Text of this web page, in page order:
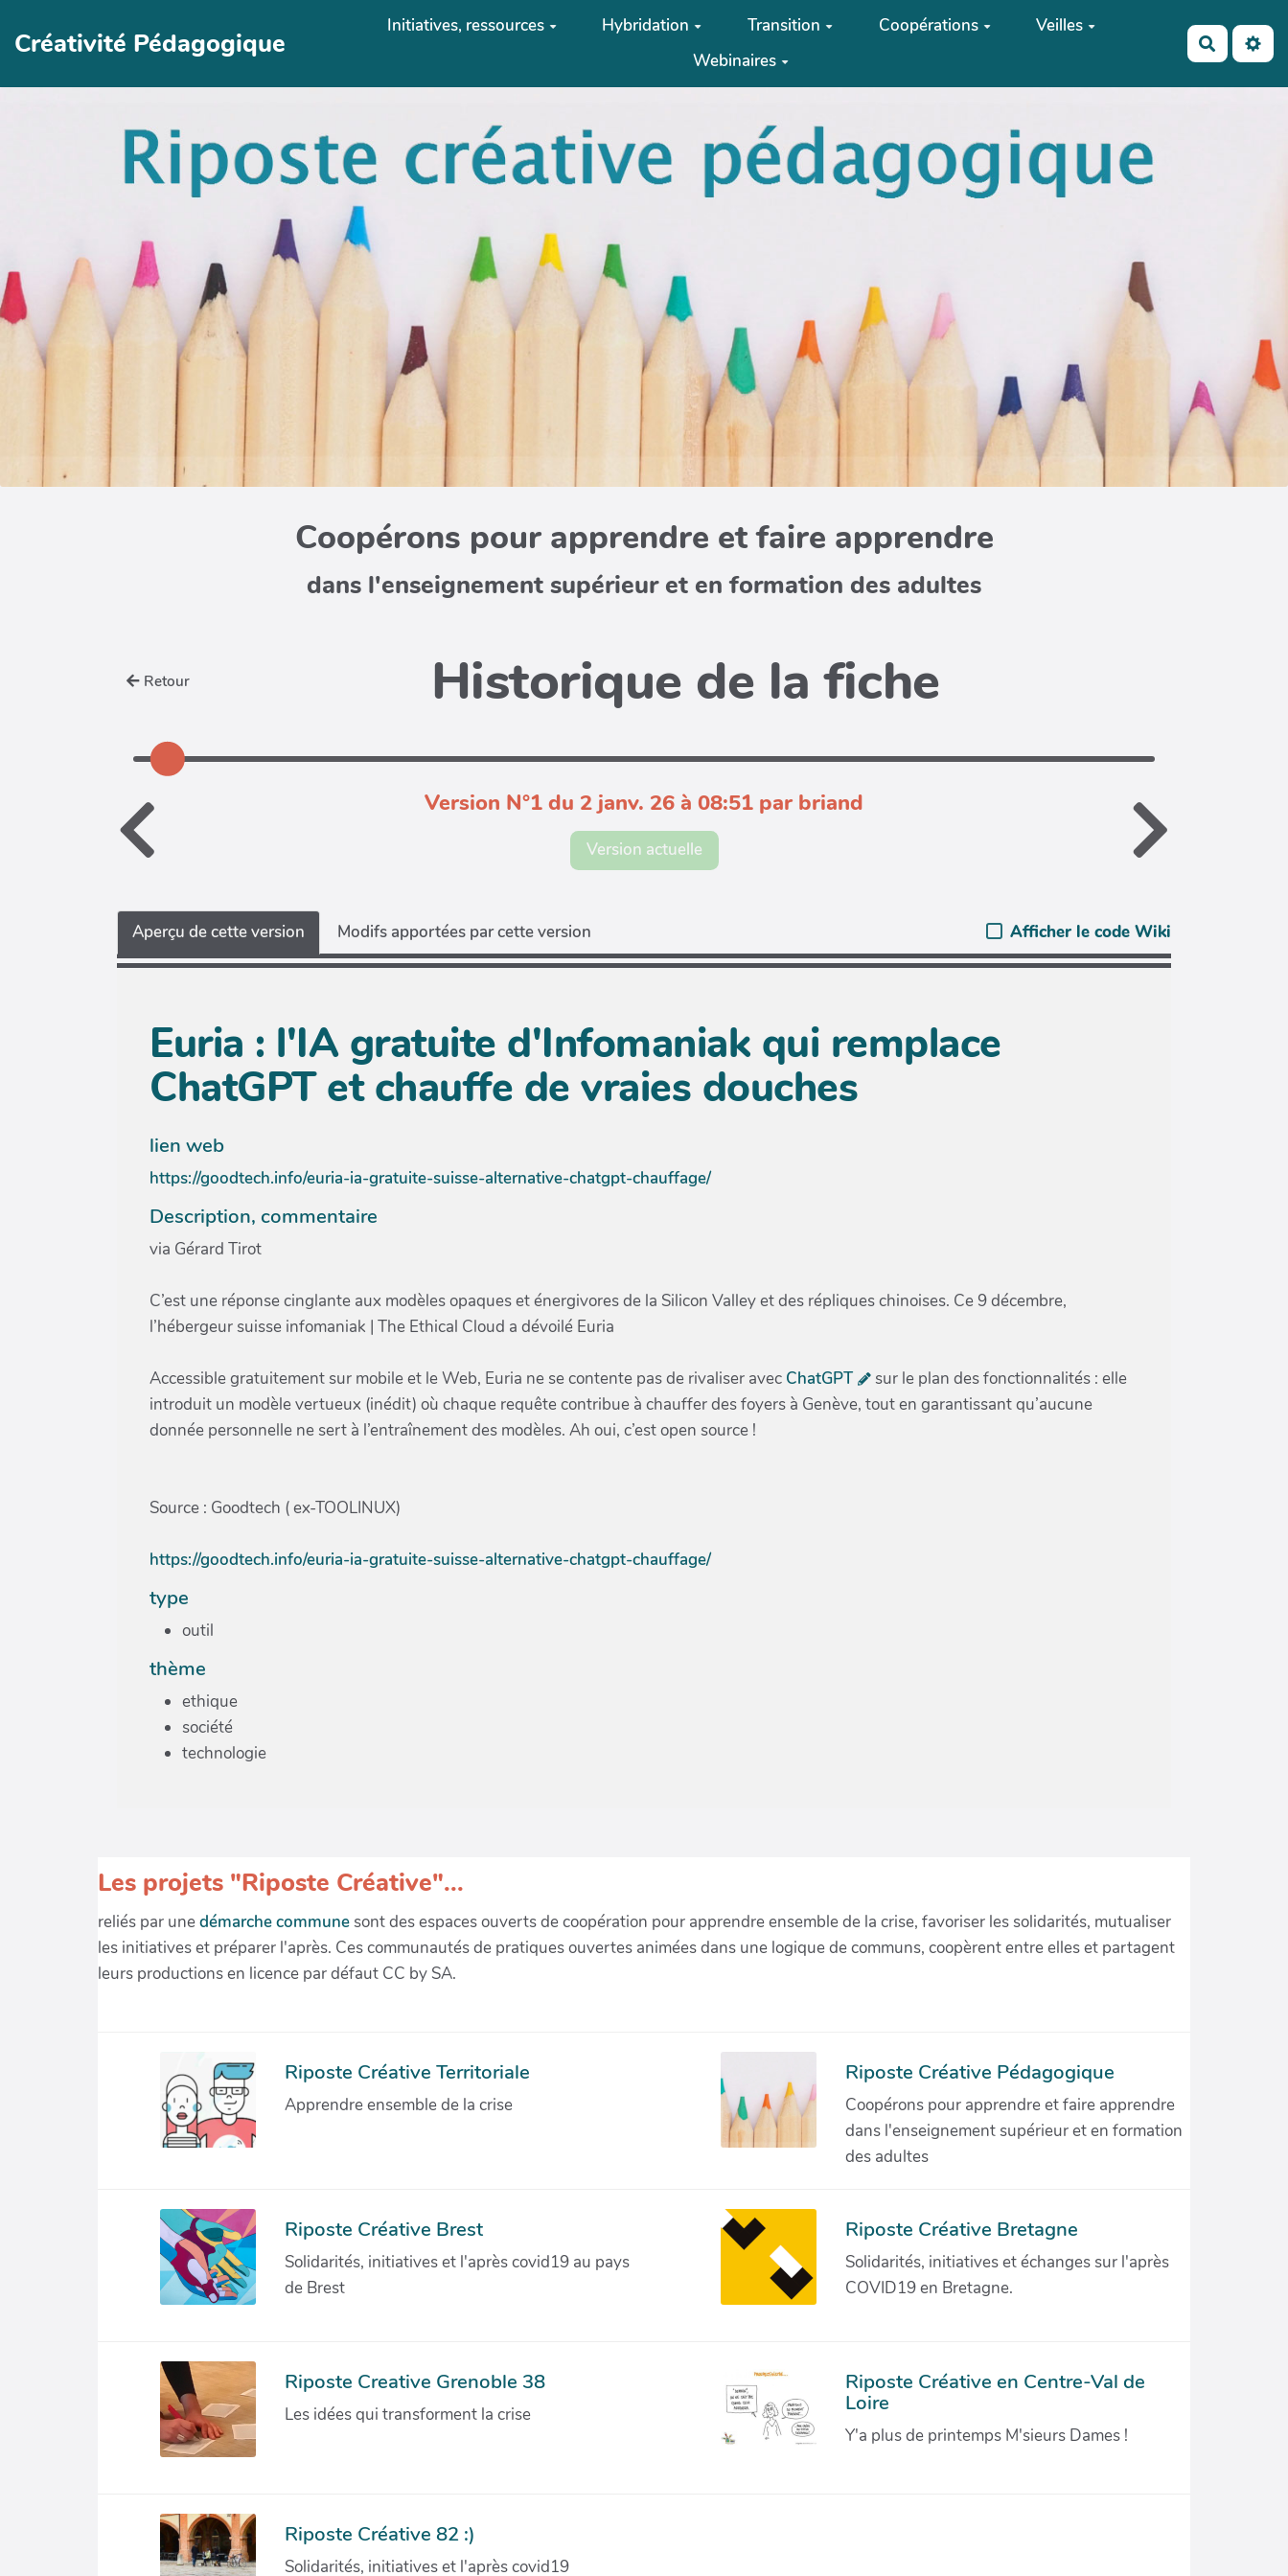
Créativité Pédagogique
Initiatives, ressources Hybridation Transition Coopérations
Veilles
Webinaires
Coopérons pour apprendre et faire apprendre
dans l'enseignement supérieur et en formation des adultes
Retour Historique de la fiche
Version N°1 du 2 janv. 26 à 08:51 par briand
Version actuelle
Aperçu de cette version Modifs apportées par cette version Afficher le code Wiki
Euria : l'IA gratuite d'Infomaniak qui remplace
ChatGPT et chauffe de vraies douches
lien web
https://goodtech.info/euria-ia-gratuite-suisse-alternative-chatgpt-chauffage/
Description, commentaire
via Gérard Tirot
C’est une réponse cinglante aux modèles opaques et énergivores de la Silicon Valley et des répliques chinoises. Ce 9 décembre,
l’hébergeur suisse infomaniak | The Ethical Cloud a dévoilé Euria
Accessible gratuitement sur mobile et le Web, Euria ne se contente pas de rivaliser avec ChatGPT
sur le plan des fonctionnalités : elle
introduit un modèle vertueux (inédit) où chaque requête contribue à chauffer des foyers à Genève, tout en garantissant qu’aucune
donnée personnelle ne sert à l’entraînement des modèles. Ah oui, c’est open source !
Source : Goodtech ( ex-TOOLINUX)
https://goodtech.info/euria-ia-gratuite-suisse-alternative-chatgpt-chauffage/
type
outil
thème
ethique
société
technologie